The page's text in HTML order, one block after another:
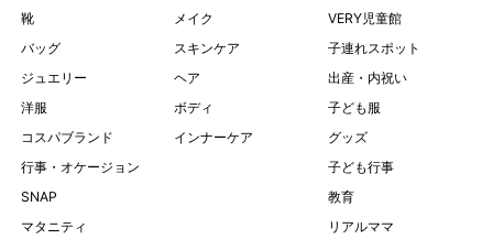
靴
バッグ
ジュエリー
洋服
コスパブランド
行事・オケージョン
SNAP
マタニティ
メイク
スキンケア
ヘア
ボディ
インナーケア
VERY児童館
子連れスポット
出産・内祝い
子ども服
グッズ
子ども行事
教育
リアルママ